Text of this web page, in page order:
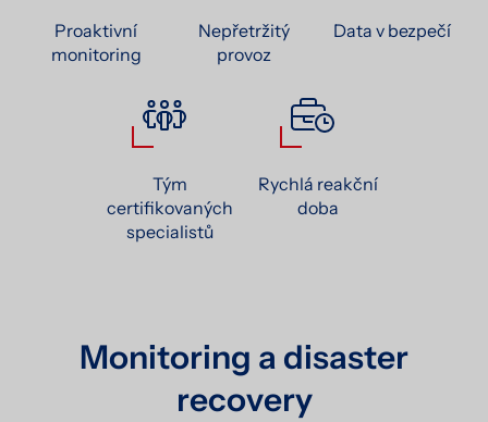
Proaktivní
monitoring
Nepřetržitý
provoz
Data v bezpečí
Tým
certifikovaných
specialistů
Rychlá reakční
doba
Monitoring a disaster
recovery